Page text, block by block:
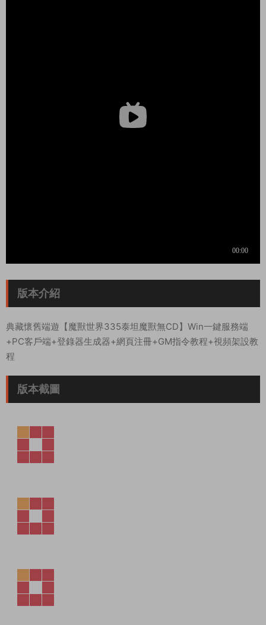
版本介紹
典藏懷舊端遊【魔獸世界335泰坦魔獸無CD】Win一鍵服務端
+PC客戶端+登錄器生成器+網頁注冊+GM指令教程+視頻架設教
程
版本截圖